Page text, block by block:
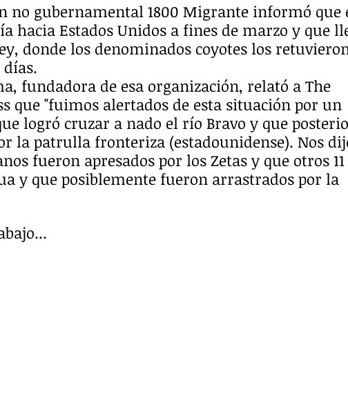
no gubernamental 1800 Migrante informó que
hacia Estados Unidos a fines de marzo y que
donde los denominados coyotes los
fundadora de esa organización, relató a The
que "fuimos alertados de esta situación por un
logró cruzar a nado el río Bravo y que
la patrulla fronteriza (estadounidense). Nos
fueron apresados por los Zetas y que otros 11
y que posiblemente fueron arrastrados por la